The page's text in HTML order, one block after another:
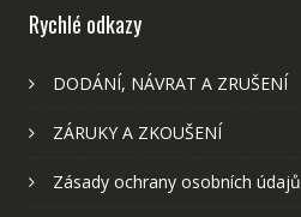
Rychlé odkazy
DODÁNÍ, NÁVRAT A ZRUŠENÍ
ZÁRUKY A ZKOUŠENÍ
Zásady ochrany osobních údajů